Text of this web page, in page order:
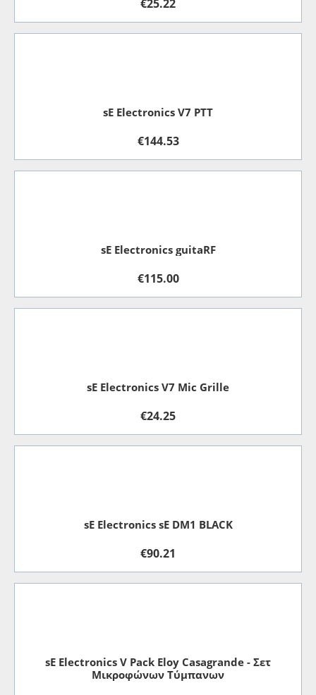
€25.22
sE Electronics V7 PTT
€144.53
sE Electronics guitaRF
€115.00
sE Electronics V7 Mic Grille
€24.25
sE Electronics sE DM1 BLACK
€90.21
sE Electronics V Pack Eloy Casagrande - Σετ
Μικροφώνων Τύμπανων